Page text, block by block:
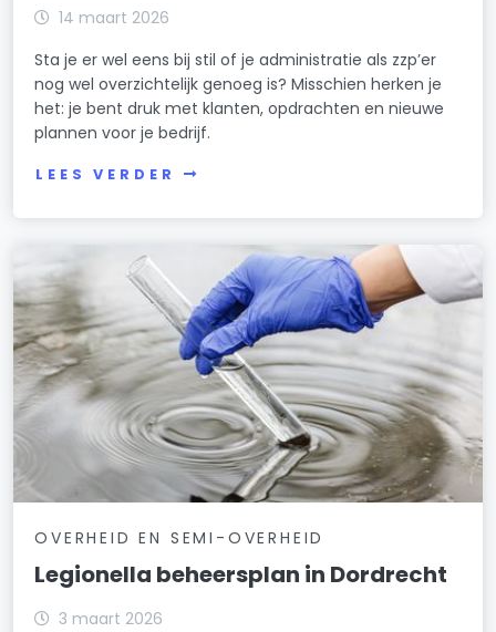
14 maart 2026
Sta je er wel eens bij stil of je administratie als zzp’er
nog wel overzichtelijk genoeg is? Misschien herken je
het: je bent druk met klanten, opdrachten en nieuwe
plannen voor je bedrijf.
LEES VERDER
OVERHEID EN SEMI-OVERHEID
Legionella beheersplan in Dordrecht
3 maart 2026